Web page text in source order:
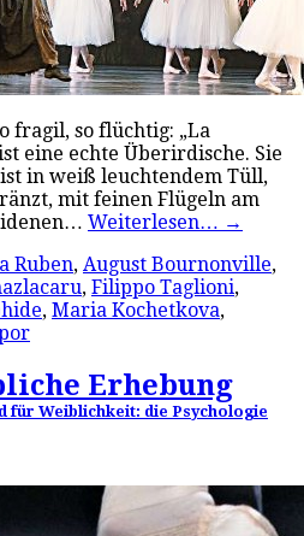
fragil, so flüchtig: „La
eine echte Überirdische. Sie
in weiß leuchtendem Tüll,
mit feinen Flügeln am
Weiterlesen… →
Ruben, August Bournonville,
, Filippo Taglioni,
, Maria Kochetkova,
Erhebung
für Weiblichkeit: die Psychologie